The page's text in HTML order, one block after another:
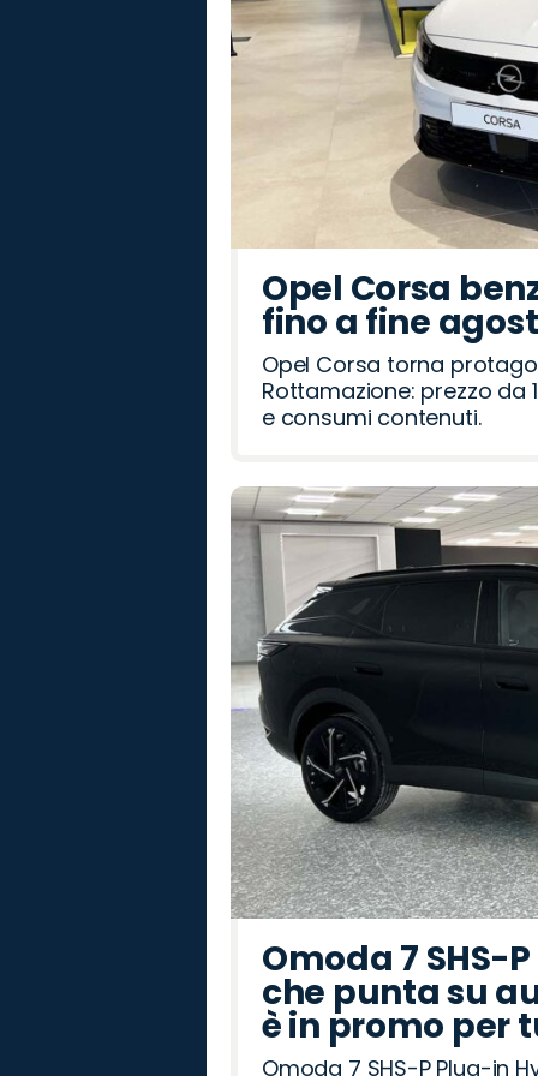
Opel Corsa
fino a fine
Opel Corsa torna
Rottamazione: prezzo da
e consumi contenuti.
Omoda 7 SHS-
che punta su
è in promo per
Omoda 7 SHS-P Plug-in